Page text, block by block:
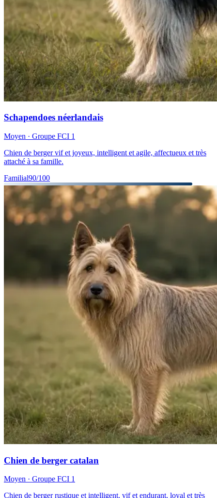
Schapendoes néerlandais
Moyen · Groupe FCI 1
Chien de berger vif et joyeux, intelligent et agile, affectueux et très
attaché à sa famille.
Familial90/100
Chien de berger catalan
Moyen · Groupe FCI 1
Chien de berger rustique et intelligent, vif et endurant, loyal et très